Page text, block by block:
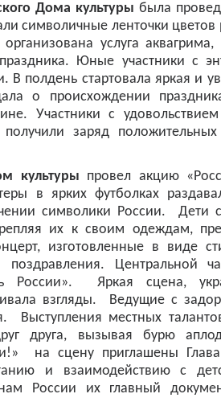
Дома культуры была
символичные ленточки цветов
услуга
Юные участники с
полдень стартовала яркая и
о происхождении
Участники с
заряд
культуры провел акцию
в ярких футболках
символики России. Дети
их к своим одеждам,
изготовленные в виде
Центральной
России». Яркая сцена,
взгляды. Ведущие с
Выступления местных
друга, вызывая бурю
на сцену приглашены Глава
и взаимодействию с
России их главный